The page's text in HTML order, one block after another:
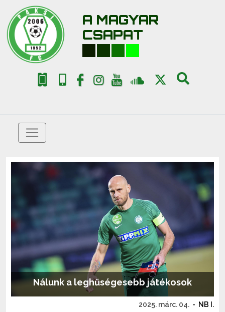
A MAGYAR
CSAPAT
Nálunk a leghűségesebb játékosok
2025. márc. 04. - NB I.